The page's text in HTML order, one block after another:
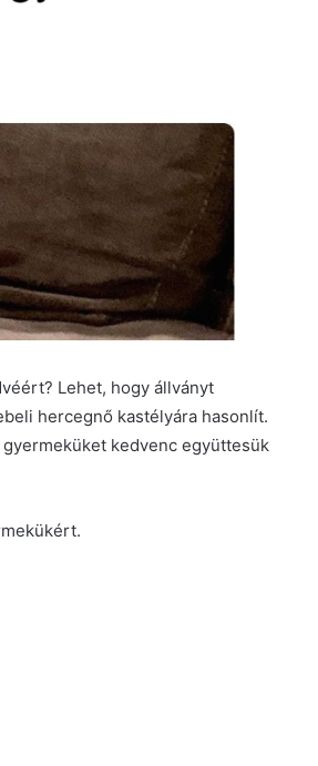
Lehet, hogy állványt
hercegnő kastélyára hasonlít.
kedvenc együttesük